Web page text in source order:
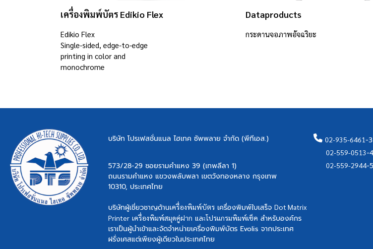
เครื่องพิมพ์บัตร Edikio Flex
Edikio Flex
Single-sided, edge-to-edge
printing in color and
monochrome
Dataproducts
กระดานจอภาพอัจฉริยะ
บริษัท โปรเฟสชั่นแนล ไฮเทค ซัพพลาย จำกัด (พีทีเอส.)
573/28-29 ซอยรามคำแหง 39 (เทพลีลา 1)
ถนนรามคำแหง แขวงพลับพลา เขตวังทองหลาง กรุงเทพ
10310, ประเทศไทย
บริษัทผู้เชี่ยวชาญด้านเครื่องพิมพ์บัตรเครื่องพิมพ์ใบเสร็จ Dot Matrix
Printer เครื่องพิมพ์สมุดคู่ฝาก และโปรแกรมพิมพ์เช็ค สำหรับองค์กร
เราเป็นผู้นำเข้าและจัดจำหน่ายเครื่องพิมพ์บัตร Evolis จากประเทศ
ฝรั่งเศสแต่เพียงผู้เดียวในประเทศไทย
02-935-6461-3
02-559-0513-
02-559-2944-